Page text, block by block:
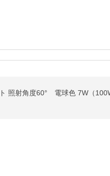
照射角度60° 電球色 7W（